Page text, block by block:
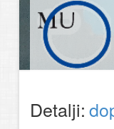
Detalji: